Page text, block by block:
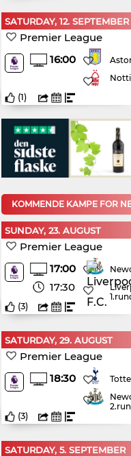
SATURDAY, 12. SEPTEMBER
Premier League
16:00
(1)
KOMMENDE KAMPE FOR
SUNDAY, 23. AUGUST
Premier League
17:00
17:30
(3)
SATURDAY, 29. AUGUST
Premier League
18:30
(3)
SATURDAY, 5. SEPTEMBER